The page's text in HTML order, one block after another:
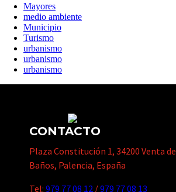
Mayores
medio ambiente
Municipio
Turismo
urbanismo
urbanismo
urbanismo
CONTACTO
Plaza Constitución 1, 34200 Venta de
Baños, Palencia, España
Tel: 979 77 08 12 /979 77 08 13